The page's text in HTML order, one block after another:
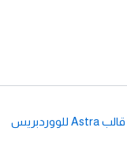
قالب Astra للووردبريس